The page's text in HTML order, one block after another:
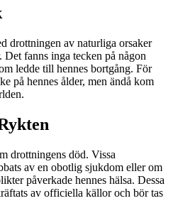
drottningen av naturliga orsaker
fanns inga tecken på någon
ledde till hennes bortgång. För
på hennes ålder, men ändå kom
drottningens död. Vissa
av en obotlig sjukdom eller om
påverkade hennes hälsa. Dessa
av officiella källor och bör tas